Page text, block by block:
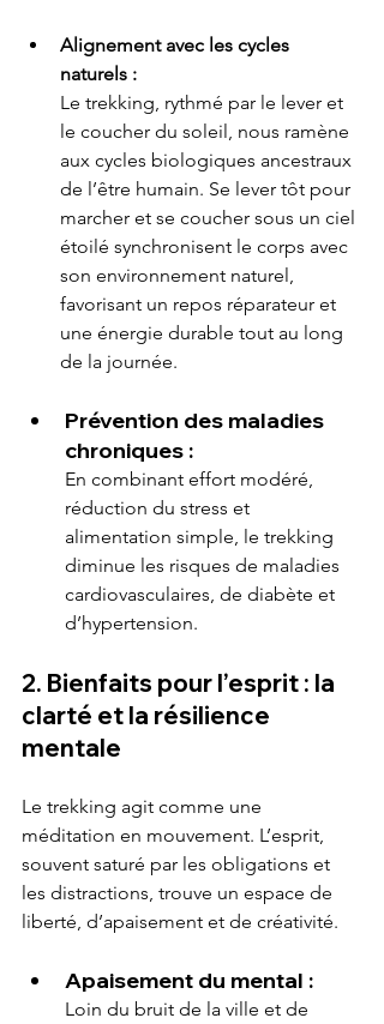
Alignement avec les cycles
naturels :
Le trekking, rythmé par le lever et
le coucher du soleil, nous ramène
aux cycles biologiques ancestraux
de l’être humain. Se lever tôt pour
marcher et se coucher sous un ciel
étoilé synchronisent le corps avec
son environnement naturel,
favorisant un repos réparateur et
une énergie durable tout au long
de la journée.
Prévention des maladies
chroniques :
En combinant effort modéré,
réduction du stress et
alimentation simple, le trekking
diminue les risques de maladies
cardiovasculaires, de diabète et
d’hypertension.
2. Bienfaits pour l’esprit : la
clarté et la résilience
mentale
Le trekking agit comme une
méditation en mouvement. L’esprit,
souvent saturé par les obligations et
les distractions, trouve un espace de
liberté, d’apaisement et de créativité.
Apaisement du mental :
Loin du bruit de la ville et de